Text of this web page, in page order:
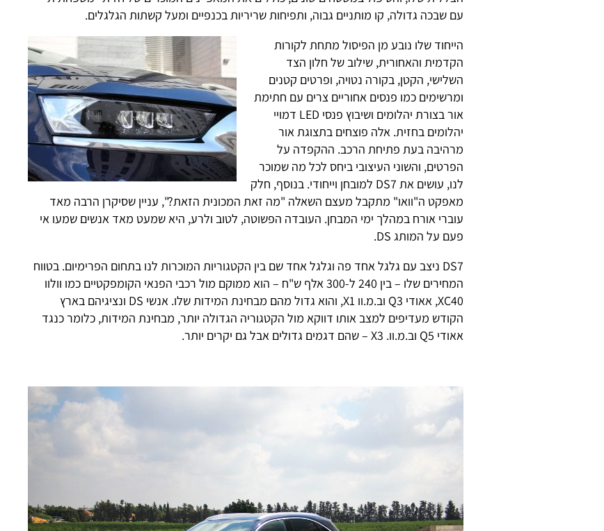
עם שבכה גדולה, קו מותניים גבוה, ותפיחות שריריות בכנפיים ומעל קשתות הגלגלים.
הייחוד שלו נובע מן הפיסול מתחת לקורות
הקדמית והאחורית, שילוב של חלון הצד
השלישי, הקטן, בקורה נטויה, ופרטים קטנים
ומרשימים כמו פנסים אחוריים צרים עם חתימת
אור בצורת יהלומים ושיבוץ פנסי LED דמויי
יהלומים בחזית. אלה פוצחים בתצוגת אור
מרהיבה בעת פתיחת הרכב. ההקפדה על
הפרטים, והשוני העיצובי ביחס לכל מה שמוכר
לנו, עושים את DS7 למובחן וייחודי. בנוסף, חלק
מאפקט ה"וואו" מתקבל מעצם השאלה "מה זאת המכונית הזאת?", עניין שסיקרן הרבה מאד
עוברי אורח במהלך ימי המבחן. העובדה הפשוטה, לטוב ולרע, היא שמעט מאד אנשים שמעו אי
פעם על המותג DS.
DS7 ניצב עם גלגל אחד פה וגלגל אחד שם בין הקטגוריות המוכרות לנו בתחום הפרימיום. בטווח
המחירים שלו – בין 240 ל-300 אלף ש"ח – הוא ממוקם מול רכבי הפנאי הקומפקטיים כמו וולוו
XC40, אאודי Q3 וב.מ.וו X1, והוא גדול מהם מבחינת המידות שלו. אנשי DS ונציגיהם בארץ
הקודש מעדיפים למצב אותו דווקא מול הקטגוריה הגדולה יותר, מבחינת המידות, כלומר כנגד
אאודי Q5 וב.מ.וו. X3 – שהם דגמים גדולים אבל גם יקרים יותר.